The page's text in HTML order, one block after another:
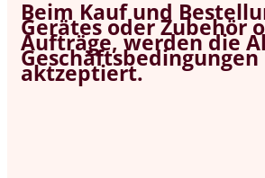
Beim Kauf und
Gerätes oder Zubehör
Aufträge, werden die
Geschäftsbedingungen
aktzeptiert.